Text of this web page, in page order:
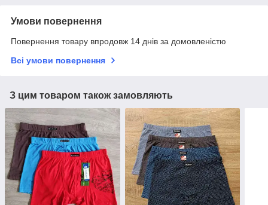
Умови повернення
Повернення товару впродовж 14 днів за домовленістю
Всі умови повернення
З цим товаром також замовляють